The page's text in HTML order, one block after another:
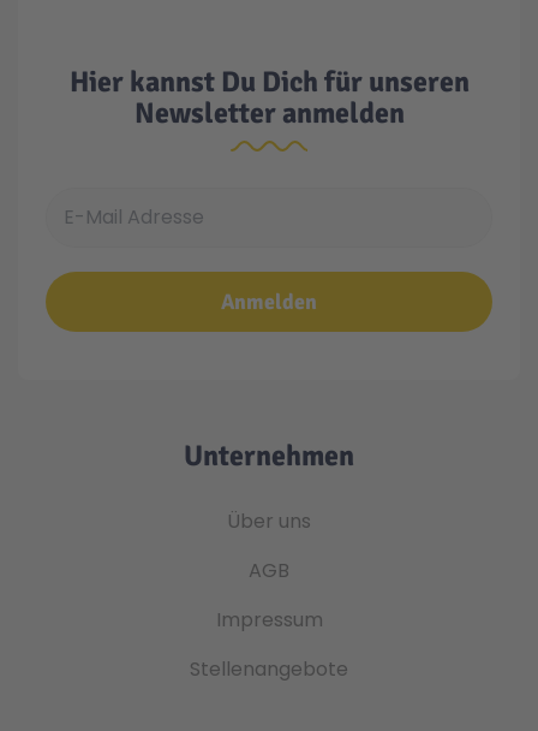
Hier kannst Du Dich für unseren
Newsletter anmelden
Anmelden
Unternehmen
Über uns
AGB
Impressum
Stellenangebote